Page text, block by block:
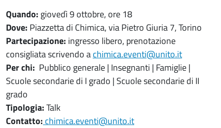
Quando: giovedì 9 ottobre, ore 18
Dove: Piazzetta di Chimica, via Pietro Giuria 7, Torino
Partecipazione: ingresso libero, prenotazione
consigliata scrivendo achimica.eventi@unito.it
Per chi: Pubblico generale | Insegnanti | Famiglie |
Scuole secondarie di I grado | Scuole secondarie di II
grado
Tipologia:Talk
Contatto: chimica.eventi@unito.it